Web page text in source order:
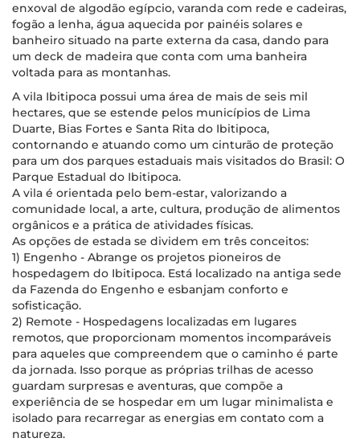
enxoval de algodão egípcio, varanda com rede e cadeiras,
fogão a lenha, água aquecida por painéis solares e
banheiro situado na parte externa da casa, dando para
um deck de madeira que conta com uma banheira
voltada para as montanhas.
A vila Ibitipoca possui uma área de mais de seis mil
hectares, que se estende pelos municípios de Lima
Duarte, Bias Fortes e Santa Rita do Ibitipoca,
contornando e atuando como um cinturão de proteção
para um dos parques estaduais mais visitados do Brasil: O
Parque Estadual do Ibitipoca.
A vila é orientada pelo bem-estar, valorizando a
comunidade local, a arte, cultura, produção de alimentos
orgânicos e a prática de atividades físicas.
As opções de estada se dividem em três conceitos:
1) Engenho - Abrange os projetos pioneiros de
hospedagem do Ibitipoca. Está localizado na antiga sede
da Fazenda do Engenho e esbanjam conforto e
sofisticação.
2) Remote - Hospedagens localizadas em lugares
remotos, que proporcionam momentos incomparáveis
para aqueles que compreendem que o caminho é parte
da jornada. Isso porque as próprias trilhas de acesso
guardam surpresas e aventuras, que compõe a
experiência de se hospedar em um lugar minimalista e
isolado para recarregar as energias em contato com a
natureza.